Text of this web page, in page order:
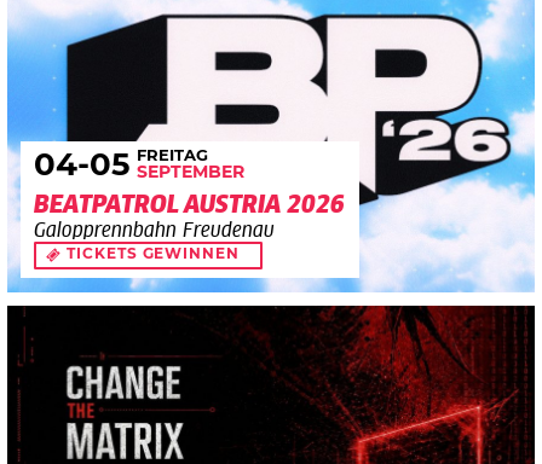
04-05 FREITAG
SEPTEMBER
BEATPATROL AUSTRIA 2026
Galopprennbahn Freudenau
TICKETS GEWINNEN